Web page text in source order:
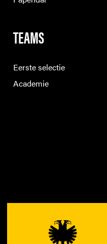
TEAMS
Eerste selectie
Academie